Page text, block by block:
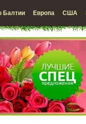
Балтии Европа США